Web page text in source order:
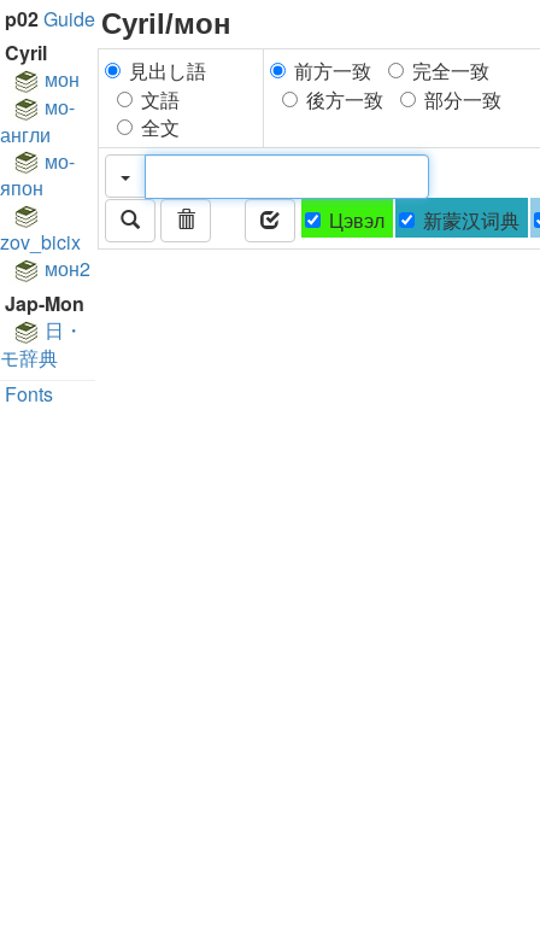
p02Guide
Cyril
мон
мо-
англи
мо-
япон
zov_bicix
мон2
Jap-Mon
日・
モ辞典
Fonts
Cyril/мон
見出し語
文語
全文
前方一致
完全一致
後方一致
部分一致
Цэвэл 新蒙汉词典